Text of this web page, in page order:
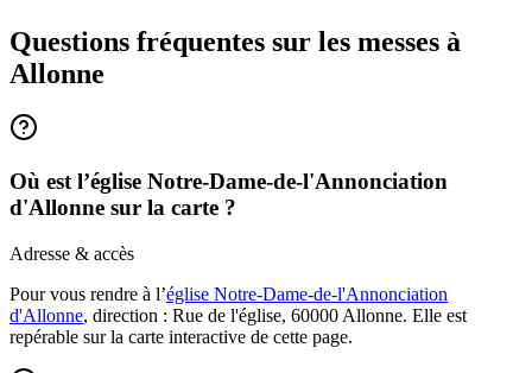
Questions fréquentes sur les messes à
Allonne
Où est l’église Notre-Dame-de-l'Annonciation
d'Allonne sur la carte ?
Adresse & accès
Pour vous rendre à l’église Notre-Dame-de-l'Annonciation
d'Allonne, direction : Rue de l'église, 60000 Allonne. Elle est
repérable sur la carte interactive de cette page.